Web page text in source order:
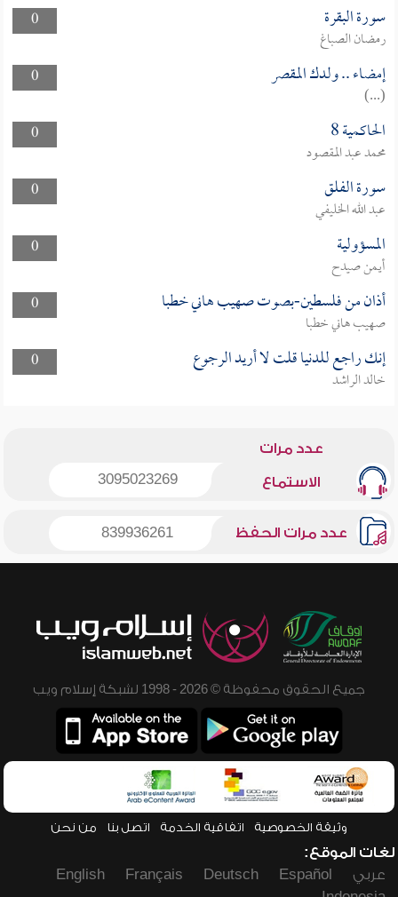
0
سورة البقرة
رمضان الصباغ
0
إمضاء .. ولدك المقصر
(...)
0
الحاكمية 8
محمد عبد المقصود
0
سورة الفلق
عبد الله الخليفي
0
المسؤولية
أيمن صيدح
0
أذان من فلسطين-بصوت صهيب هاني خطبا
صهيب هاني خطبا
0
إنك راجع للدنيا قلت لا أريد الرجوع
خالد الراشد
عدد مرات
الاستماع 3095023269
عدد مرات الحفظ 839936261
جميع الحقوق محفوظة © 2026 - 1998 لشبكة إسلام ويب
وثيقة الخصوصية اتفاقية الخدمة اتصل بنا من نحن
لغات الموقع:
عربي
Español
Deutsch
Français
English